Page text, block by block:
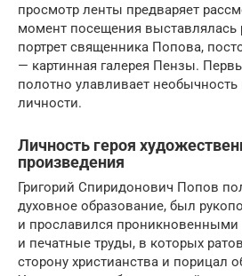
просмотр ленты предваряет
момент посещения выставлялась
портрет священника Попова,
— картинная галерея Пензы.
полотно улавливает
личности.
Личность героя
произведения
Григорий Спиридонович Попов
духовное образование, был
и прославился
и печатные труды, в которых
сторону христианства и порицал